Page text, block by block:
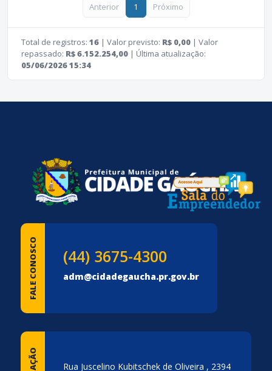
Anterior
1 Próximo
Total de registros: 16 | Valor previsto: R$ 0,00 | Valor
repassado: R$ 6.152.254,00 | Última atualização:
05/06/2026 15:34
FALE CONOSCO (44) 3675-4300
adm@cidadegaucha.pr.gov.br
Rua Juscelino Kubitschek de Oliveira , 2394